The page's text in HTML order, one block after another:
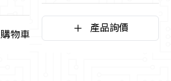
物車
產品詢價